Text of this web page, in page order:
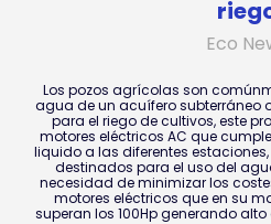
Eco
Los pozos agrícolas son
agua de un acuífero subterráneo
para el riego de cultivos, este
motores eléctricos AC que
liquido a las diferentes
destinados para el uso del
necesidad de minimizar los
motores eléctricos que en su
superan los 100Hp generando